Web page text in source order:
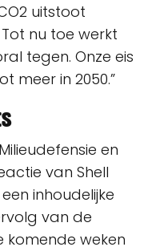
uitstoot
nu toe werkt
tegen. Onze eis
meer in 2050.”
en
van Shell
inhoudelijke
van de
komende weken